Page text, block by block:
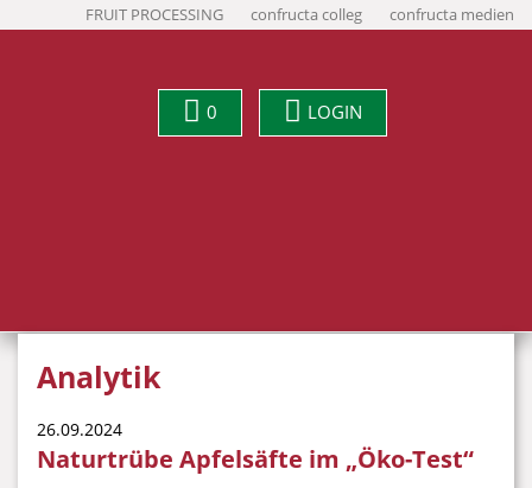
FRUIT PROCESSING confructa colleg confructa medien
0 LOGIN
Analytik
26.09.2024
Naturtrübe Apfelsäfte im „Öko-Test“